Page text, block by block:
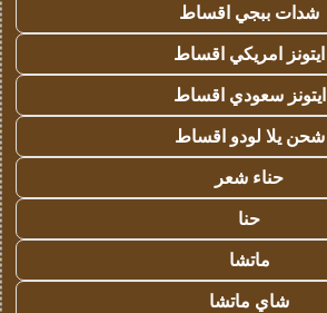
شدات ببجي اقساط
ايتونز امريكي اقساط
ايتونز سعودي اقساط
شحن يلا لودو اقساط
حناء شعر
حنا
ماتشا
شاي ماتشا